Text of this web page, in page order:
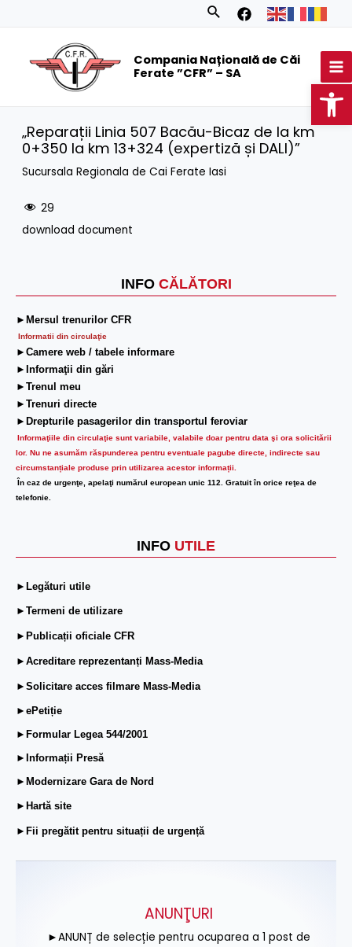
Search
Compania Națională de Căi
Ferate ”CFR” – SA
INFO CĂLĂTORI
►Mersul trenurilor CFR
Informatii din circulaţie
►Camere web / tabele informare
►Informaţii din gări
►Trenul meu
►Trenuri directe
►Drepturile pasagerilor din transportul feroviar
Informaţiile din circulaţie sunt variabile, valabile doar pentru data şi ora solicitării
lor. Nu ne asumăm răspunderea pentru eventuale pagube directe, indirecte sau
circumstanțiale produse prin utilizarea acestor informații.
În caz de urgenţe, apelaţi numărul european unic 112. Gratuit în orice reţea de
telefonie.
INFO UTILE
►Legături utile
►Termeni de utilizare
►Publicații oficiale CFR
►Acreditare reprezentanți Mass-Media
►Solicitare acces filmare Mass-Media
►ePetiție
►Formular Legea 544/2001
►Informații Presă
►Modernizare Gara de Nord
►Hartă site
►Fii pregătit pentru situații de urgență
„Reparații Linia 507 Bacău-Bicaz de la km
0+350 la km 13+324 (expertiză și DALI)”
Sucursala Regionala de Cai Ferate Iasi
29
download document
ANUNŢURI
►ANUNȚ de selecție pentru ocuparea a 1 post de